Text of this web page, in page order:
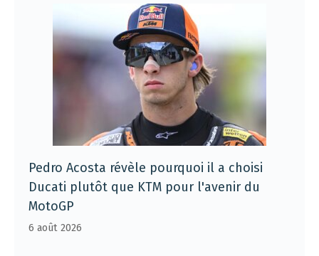
Pedro Acosta révèle pourquoi il a choisi
Ducati plutôt que KTM pour l'avenir du
MotoGP
6 août 2026